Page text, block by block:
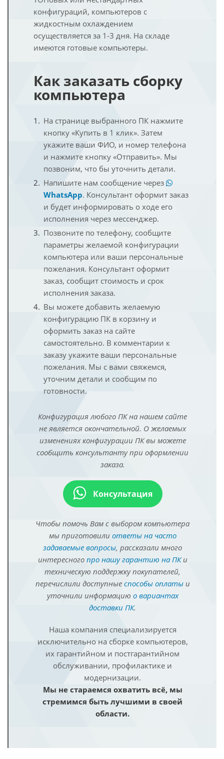
конфигураций, компьютеров с
жидкостным охлаждением
осуществляется за 1-3 дня. На складе
имеются готовые компьютеры.
Как заказать сборку
компьютера
На странице выбранного ПК нажмите
кнопку «Купить в 1 клик». Затем
укажите ваши ФИО, и номер телефона
и нажмите кнопку «Отправить». Мы
позвоним, что бы уточнить детали.
Напишите нам сообщение через
WhatsApp. Консультант оформит заказ
и будет информировать о ходе его
исполнения через мессенджер.
Позвоните по телефону, сообщите
параметры желаемой конфигурации
компьютера или ваши персональные
пожелания. Консультант оформит
заказ, сообщит стоимость и срок
исполнения заказа.
Вы можете добавить желаемую
конфигурацию ПК в корзину и
оформить заказ на сайте
самостоятельно. В комментарии к
заказу укажите ваши персональные
пожелания. Мы с вами свяжемся,
уточним детали и сообщим по
готовности.
Конфигурация любого ПК на нашем сайте
не является окончательной. О желаемых
изменениях конфигурации ПК вы можете
сообщить консультанту при оформлении
заказа.
Консультация
Чтобы помочь Вам с выбором компьютера
мы приготовили ответы на часто
задаваемые вопросы, рассказали много
интересного про нашу гарантию на ПКи
техническую поддержку покупателей,
перечислили доступные способы оплатыи
уточнили информацию о вариантах
доставки ПК.
Наша компания специализируется
исключительно на сборке компьютеров,
их гарантийном и постгарантийном
обслуживании, профилактике и
модернизации.
Мы не стараемся охватить всё, мы
стремимся быть лучшими в своей
области.